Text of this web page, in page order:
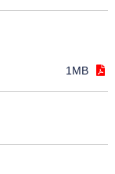
1MB